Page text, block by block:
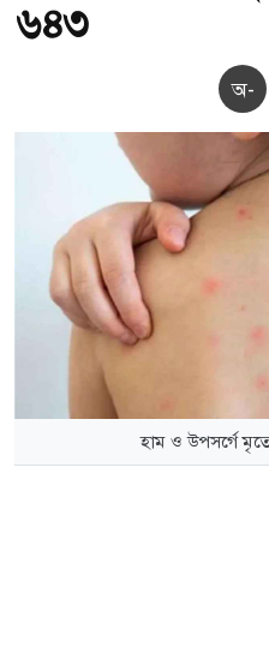
৬৪৩
অ-
হাম ও উপসর্গে